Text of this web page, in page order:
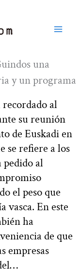
una
y un programa
al
su reunión
de Euskadi en
se refiere a los
pedido al
el peso que
vasca. En este
ha
de que
empresas